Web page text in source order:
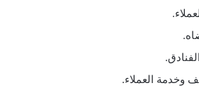
وخدمة العملاء.